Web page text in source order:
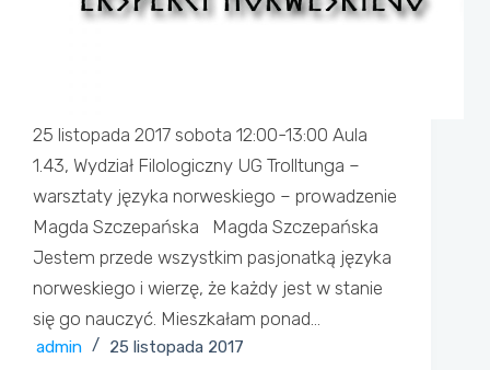
25 listopada 2017 sobota 12:00-13:00 Aula
1.43, Wydział Filologiczny UG Trolltunga –
warsztaty języka norweskiego – prowadzenie
Magda Szczepańska Magda Szczepańska
Jestem przede wszystkim pasjonatką języka
norweskiego i wierzę, że każdy jest w stanie
się go nauczyć. Mieszkałam ponad…
admin 25 listopada 2017